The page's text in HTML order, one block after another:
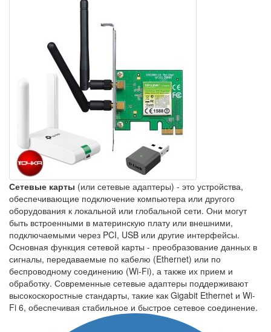
Сетевые карты (или сетевые адаптеры) - это устройства,
обеспечивающие подключение компьютера или другого
оборудования к локальной или глобальной сети. Они могут
быть встроенными в материнскую плату или внешними,
подключаемыми через PCI, USB или другие интерфейсы.
Основная функция сетевой карты - преобразование данных в
сигналы, передаваемые по кабелю (Ethernet) или по
беспроводному соединению (Wi-Fi), а также их прием и
обработку. Современные сетевые адаптеры поддерживают
высокоскоростные стандарты, такие как Gigabit Ethernet и Wi-
Fi 6, обеспечивая стабильное и быстрое сетевое соединение.